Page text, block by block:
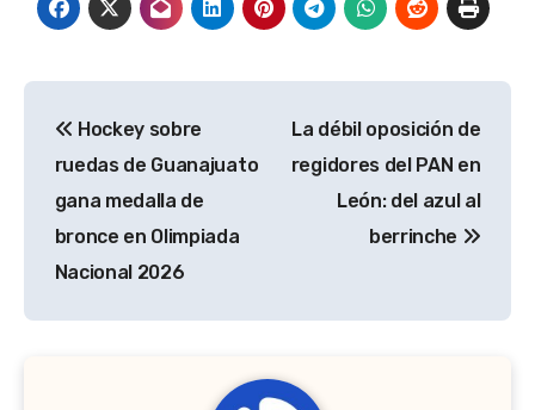
de
entradas
Hockey sobre
ruedas de Guanajuato
gana medalla de
bronce en Olimpiada
Nacional 2026
La débil oposición de
regidores del PAN en
León: del azul al
berrinche